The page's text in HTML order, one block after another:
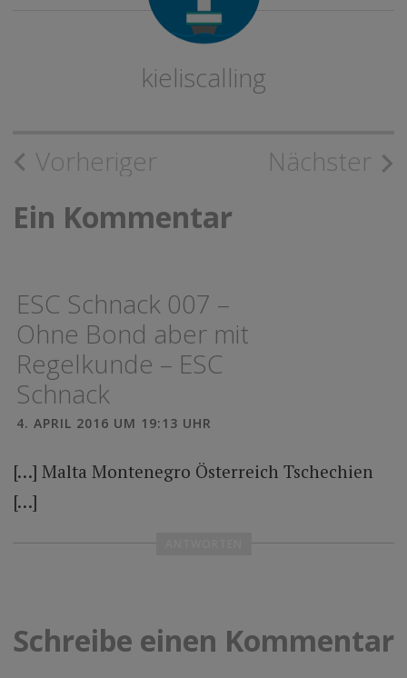
kieliscalling
Beitragsnavigation
Vorheriger Nächster
Ein Kommentar
ESC Schnack 007 –
Ohne Bond aber mit
Regelkunde – ESC
Schnack
4. APRIL 2016 UM 19:13 UHR
[…] Malta Montenegro Österreich Tschechien
[…]
Schreibe einen Kommentar